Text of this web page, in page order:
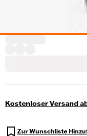
Kostenloser Versand
Zur Wunschliste